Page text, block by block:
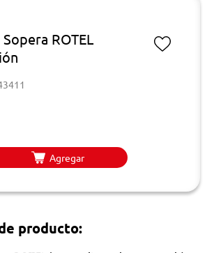
ROTEL
Agregar
producto: